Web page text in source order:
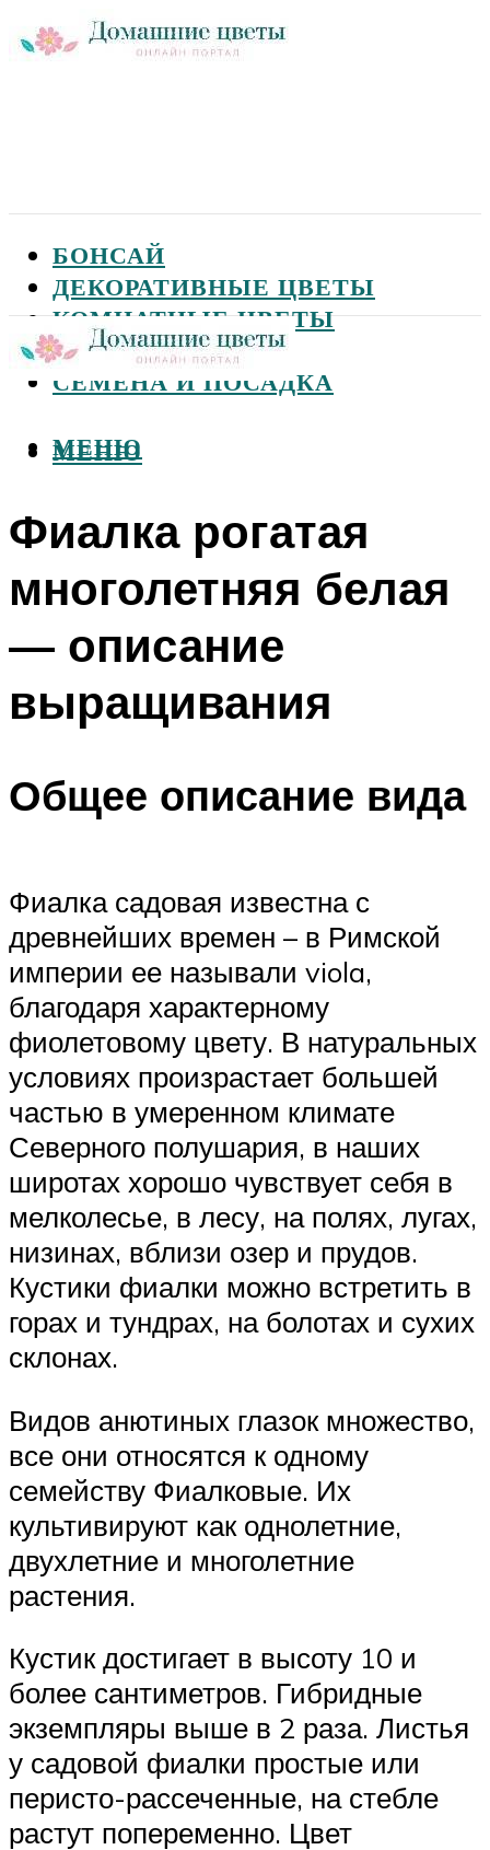
БОНСАЙ
ДЕКОРАТИВНЫЕ ЦВЕТЫ
КОМНАТНЫЕ ЦВЕТЫ
САДОВЫЕ ЦВЕТЫ
СЕМЕНА И ПОСАДКА
МЕНЮ
МЕНЮ
Фиалка рогатая
многолетняя белая
— описание
выращивания
Общее описание вида
Фиалка садовая известна с
древнейших времен – в Римской
империи ее называли viola,
благодаря характерному
фиолетовому цвету. В натуральных
условиях произрастает большей
частью в умеренном климате
Северного полушария, в наших
широтах хорошо чувствует себя в
мелколесье, в лесу, на полях, лугах,
низинах, вблизи озер и прудов.
Кустики фиалки можно встретить в
горах и тундрах, на болотах и сухих
склонах.
Видов анютиных глазок множество,
все они относятся к одному
семейству Фиалковые. Их
культивируют как однолетние,
двухлетние и многолетние
растения.
Кустик достигает в высоту 10 и
более сантиметров. Гибридные
экземпляры выше в 2 раза. Листья
у садовой фиалки простые или
перисто-рассеченные, на стебле
растут попеременно. Цвет